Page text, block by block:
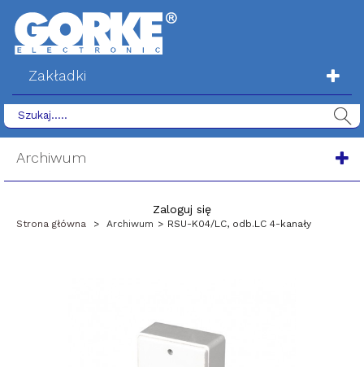
Zakładki
Archiwum
Zaloguj się
Strona główna > Archiwum > RSU-K04/LC, odb.LC 4-kanały